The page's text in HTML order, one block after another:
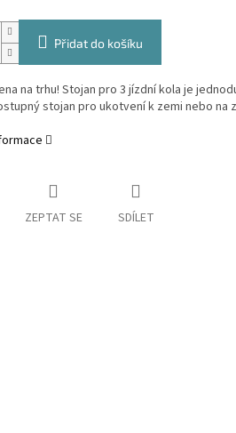
Přidat do košíku
na trhu! Stojan pro 3 jízdní kola je
stojan pro ukotvení k zemi nebo na
ZEPTAT SE SDÍLET